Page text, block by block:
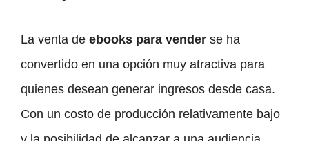
La venta de ebooks para vender se ha
convertido en una opción muy atractiva para
quienes desean generar ingresos desde casa.
Con un costo de producción relativamente bajo